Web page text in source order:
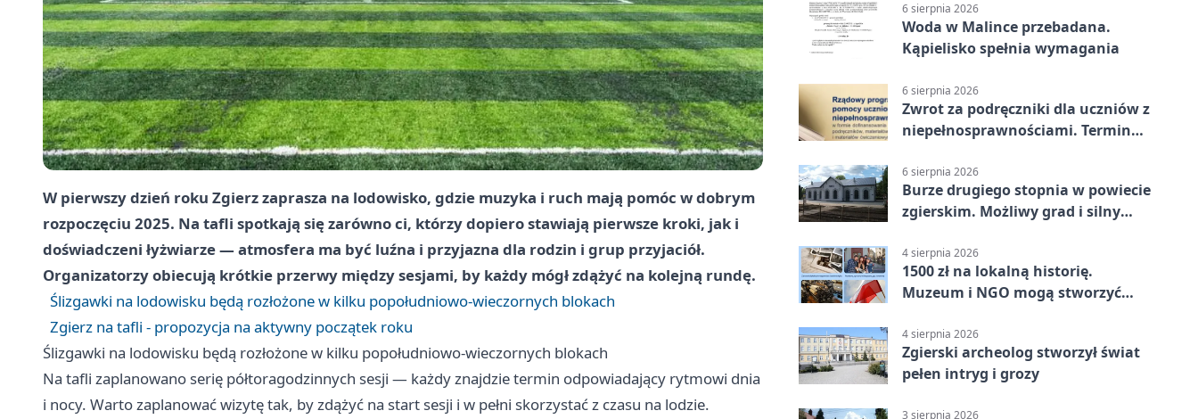
W pierwszy dzień roku Zgierz zaprasza na lodowisko, gdzie muzyka i ruch mają pomóc w dobrym
rozpoczęciu 2025. Na tafli spotkają się zarówno ci, którzy dopiero stawiają pierwsze kroki, jak i
doświadczeni łyżwiarze — atmosfera ma być luźna i przyjazna dla rodzin i grup przyjaciół.
Organizatorzy obiecują krótkie przerwy między sesjami, by każdy mógł zdążyć na kolejną rundę.
Ślizgawki na lodowisku będą rozłożone w kilku popołudniowo-wieczornych blokach
Zgierz na tafli - propozycja na aktywny początek roku
Ślizgawki na lodowisku będą rozłożone w kilku popołudniowo-wieczornych blokach
Na tafli zaplanowano serię półtoragodzinnych sesji — każdy znajdzie termin odpowiadający rytmowi dnia
i nocy. Warto zaplanować wizytę tak, by zdążyć na start sesji i w pełni skorzystać z czasu na lodzie.
6 sierpnia 2026
Woda w Malince przebadana.
Kąpielisko spełnia wymagania
6 sierpnia 2026
Zwrot za podręczniki dla uczniów z
niepełnosprawnościami. Termin
6 sierpnia 2026
Burze drugiego stopnia w powiecie
zgierskim. Możliwy grad i silny
4 sierpnia 2026
1500 zł na lokalną historię.
Muzeum i NGO mogą stworzyć
4 sierpnia 2026
Zgierski archeolog stworzył świat
pełen intryg i grozy
3 sierpnia 2026